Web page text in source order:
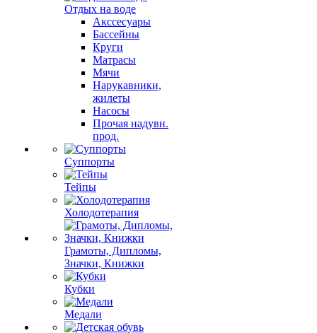
Отдых на воде
Акссесуары
Бассейны
Круги
Матрасы
Мячи
Нарукавники,
жилеты
Насосы
Прочая надувн.
прод.
Суппорты
Тейпы
Холодотерапия
Грамоты, Дипломы,
Значки, Книжки
Кубки
Медали